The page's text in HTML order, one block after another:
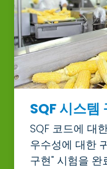
SQF 시스템
SQF 코드에 대
우수성에 대한
구현" 시험을 완